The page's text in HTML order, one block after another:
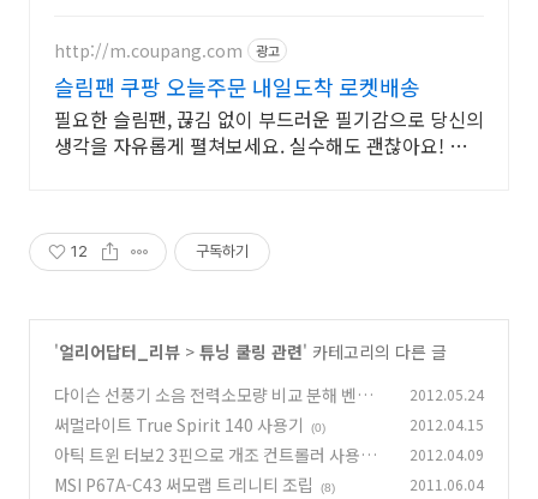
http://m.coupang.com 광고
슬림팬 쿠팡 오늘주문 내일도착 로켓배송
필요한 슬림팬, 끊김 없이 부드러운 필기감으로 당신의
생각을 자유롭게 펼쳐보세요. 실수해도 괜찮아요! 지
12 구독하기
'얼리어답터_리뷰 > 튜닝 쿨링 관련' 카테고리의 다른 글
다이슨 선풍기 소음 전력소모량 비교 분해 벤치마
크
(12)
2012.05.24
써멀라이트 True Spirit 140 사용기 (0) 2012.04.15
아틱 트윈 터보2 3핀으로 개조 컨트롤러 사용하
기
(2)
2012.04.09
MSI P67A-C43 써모랩 트리니티 조립 (8) 2011.06.04